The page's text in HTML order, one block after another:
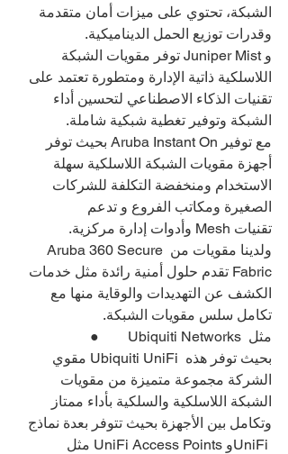
الشبكة، تحتوي على ميزات أمان متقدمة
وقدرات توزيع الحمل الديناميكية.
و Juniper Mist توفر مقويات الشبكة
اللاسلكية ذاتية الإدارة ومتطورة تعتمد على
تقنيات الذكاء الاصطناعي لتحسين أداء
الشبكة وتوفير تغطية شبكية شاملة.
مع توفير Aruba Instant On بحيث توفر
أجهزة مقويات الشبكة اللاسلكية سهلة
الاستخدام ومنخفضة التكلفة للشركات
الصغيرة ومكاتب الفروع و تدعم
تقنيات Mesh وأدوات إدارة مركزية.
ولدينا مقويات من Aruba 360 Secure
Fabric تقدم حلول أمنية رائدة مثل خدمات
الكشف عن التهديدات والوقاية منها مع
تكامل سلس مقويات الشبكة.
●        Ubiquiti Networks مثل
مقوي Ubiquiti UniFi بحيث توفر هذه
الشركة مجموعة متميزة من مقويات
الشبكة اللاسلكية والسلكية بأداء ممتاز
وتكامل بين الأجهزة بحيث تتوفر بعدة نماذج
مثل UniFi Access Points وUniFi